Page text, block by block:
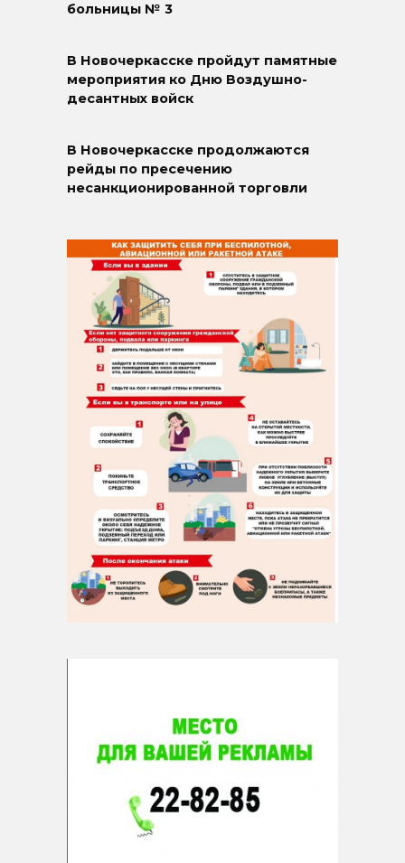
больницы № 3
В Новочеркасске пройдут памятные
мероприятия ко Дню Воздушно-
десантных войск
В Новочеркасске продолжаются
рейды по пресечению
несанкционированной торговли